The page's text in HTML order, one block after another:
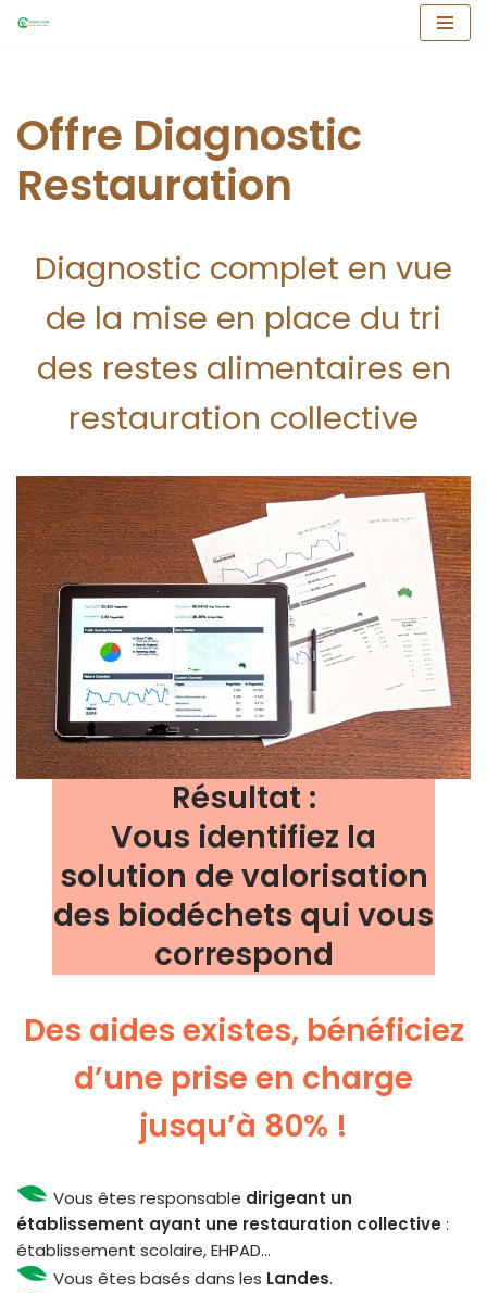
Offre Diagnostic
Restauration
Diagnostic complet en vue
de la mise en place du tri
des restes alimentaires en
restauration collective
Résultat :
Vous identifiez la
solution de valorisation
des biodéchets qui vous
correspond
Des aides existes, bénéficiez
d’une prise en charge
jusqu’à 80% !
Vous êtes responsable dirigeant un
établissement ayant une restauration collective:
établissement scolaire, EHPAD…
Vous êtes basés dans les Landes.